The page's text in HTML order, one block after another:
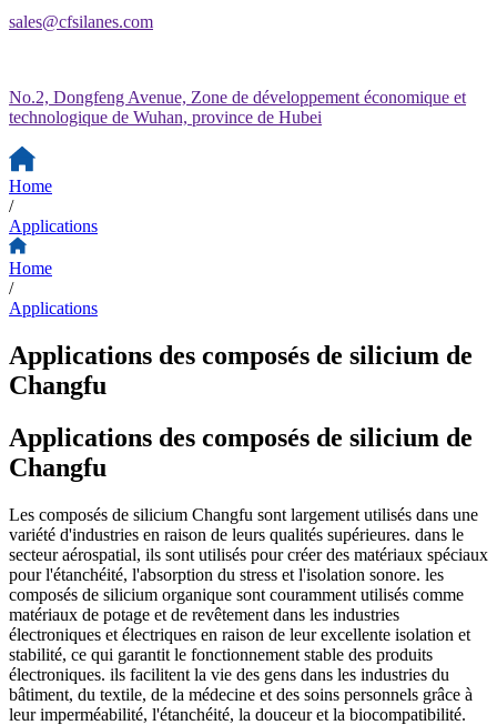
sales@cfsilanes.com
No.2, Dongfeng Avenue, Zone de développement économique et
technologique de Wuhan, province de Hubei
Home
/
Applications
Home
/
Applications
Applications des composés de silicium de
Changfu
Applications des composés de silicium de
Changfu
Les composés de silicium Changfu sont largement utilisés dans une
variété d'industries en raison de leurs qualités supérieures. dans le
secteur aérospatial, ils sont utilisés pour créer des matériaux spéciaux
pour l'étanchéité, l'absorption du stress et l'isolation sonore. les
composés de silicium organique sont couramment utilisés comme
matériaux de potage et de revêtement dans les industries
électroniques et électriques en raison de leur excellente isolation et
stabilité, ce qui garantit le fonctionnement stable des produits
électroniques. ils facilitent la vie des gens dans les industries du
bâtiment, du textile, de la médecine et des soins personnels grâce à
leur imperméabilité, l'étanchéité, la douceur et la biocompatibilité.